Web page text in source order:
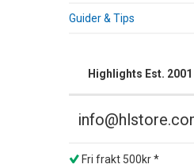
Guider & Tips
Highlights Est. 2001
Fri frakt 500kr *